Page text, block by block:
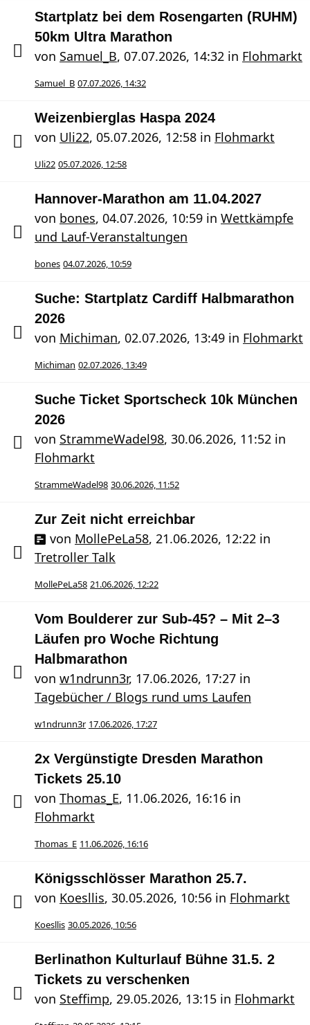
Startplatz bei dem Rosengarten (RUHM)
50km Ultra Marathon
von Samuel_B, 07.07.2026, 14:32 in Flohmarkt
Samuel_B 07.07.2026, 14:32
Weizenbierglas Haspa 2024
von Uli22, 05.07.2026, 12:58 in Flohmarkt
Uli22 05.07.2026, 12:58
Hannover-Marathon am 11.04.2027
von bones, 04.07.2026, 10:59 in Wettkämpfe
und Lauf-Veranstaltungen
bones 04.07.2026, 10:59
Suche: Startplatz Cardiff Halbmarathon
2026
von Michiman, 02.07.2026, 13:49 in Flohmarkt
Michiman 02.07.2026, 13:49
Suche Ticket Sportscheck 10k München
2026
von StrammeWadel98, 30.06.2026, 11:52 in
Flohmarkt
StrammeWadel98 30.06.2026, 11:52
Zur Zeit nicht erreichbar
von MollePeLa58, 21.06.2026, 12:22 in
Tretroller Talk
MollePeLa58 21.06.2026, 12:22
Vom Boulderer zur Sub-45? – Mit 2–3
Läufen pro Woche Richtung
Halbmarathon
von w1ndrunn3r, 17.06.2026, 17:27 in
Tagebücher / Blogs rund ums Laufen
w1ndrunn3r 17.06.2026, 17:27
2x Vergünstigte Dresden Marathon
Tickets 25.10
von Thomas_E, 11.06.2026, 16:16 in
Flohmarkt
Thomas_E 11.06.2026, 16:16
Königsschlösser Marathon 25.7.
von Koesllis, 30.05.2026, 10:56 in Flohmarkt
Koesllis 30.05.2026, 10:56
Berlinathon Kulturlauf Bühne 31.5. 2
Tickets zu verschenken
von Steffimp, 29.05.2026, 13:15 in Flohmarkt